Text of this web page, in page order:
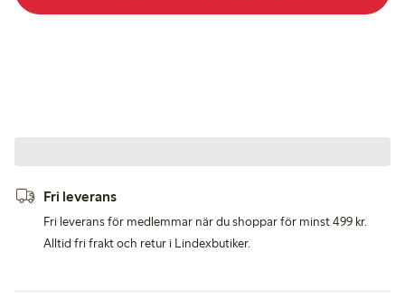
Fri leverans
Fri leverans för medlemmar när du shoppar för minst 499 kr.
Alltid fri frakt och retur i Lindexbutiker.